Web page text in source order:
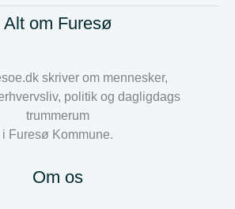
Alt om Furesø
skriver om mennesker,
politik og dagligdags
trummerum
i Furesø Kommune.
Om os